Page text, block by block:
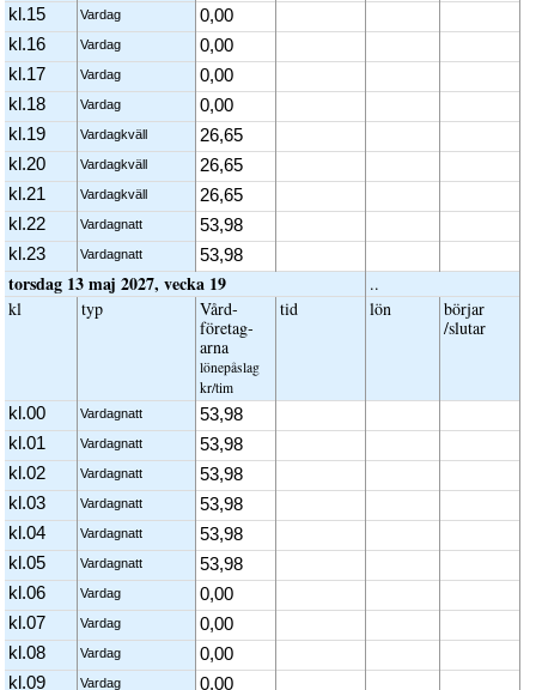
kl.15
Vardag
0,00
kl.16
Vardag
0,00
kl.17
Vardag
0,00
kl.18
Vardag
0,00
kl.19
Vardagkväll
26,65
kl.20
Vardagkväll
26,65
kl.21
Vardagkväll
26,65
kl.22
Vardagnatt
53,98
kl.23
Vardagnatt 53,98
torsdag 13 maj 2027, vecka 19
..
kl
typ
Vård­
företag­
arna
löne­påslag
kr/tim
tid lön
börjar
/slutar
kl.00 Vardagnatt
53,98
kl.01
Vardagnatt
53,98
kl.02
Vardagnatt
53,98
kl.03
Vardagnatt
53,98
kl.04
Vardagnatt
53,98
kl.05
Vardagnatt
53,98
kl.06
Vardag
0,00
kl.07
Vardag
0,00
kl.08
Vardag
0,00
kl.09
Vardag
0,00